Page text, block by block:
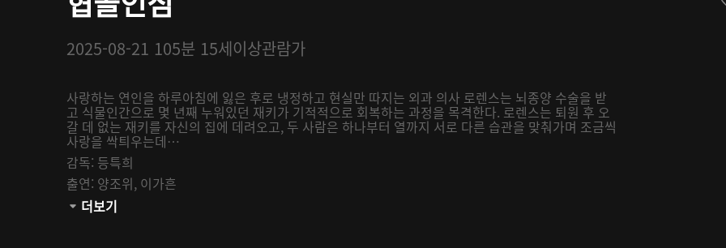
2025-08-21 105분 15세이상관람가
사랑하는 연인을 하루아침에 잃은 후로 냉정하고 현실만 따지는 외과 의사 로렌스는 뇌종양 수술을 받
고 식물인간으로 몇 년째 누워있던 재키가 기적적으로 회복하는 과정을 목격한다. 로렌스는 퇴원 후 오
갈 데 없는 재키를 자신의 집에 데려오고, 두 사람은 하나부터 열까지 서로 다른 습관을 맞춰가며 조금씩
사랑을 싹틔우는데…
감독: 등특희
출연: 양조위, 이가흔
채널:AsiaM
더보기